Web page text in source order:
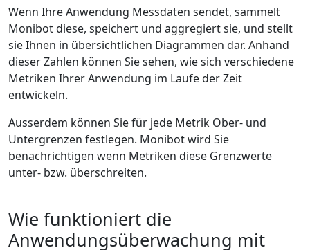
Wenn Ihre Anwendung Messdaten sendet, sammelt
Monibot diese, speichert und aggregiert sie, und stellt
sie Ihnen in übersichtlichen Diagrammen dar. Anhand
dieser Zahlen können Sie sehen, wie sich verschiedene
Metriken Ihrer Anwendung im Laufe der Zeit
entwickeln.
Ausserdem können Sie für jede Metrik Ober- und
Untergrenzen festlegen. Monibot wird Sie
benachrichtigen wenn Metriken diese Grenzwerte
unter- bzw. überschreiten.
Wie funktioniert die
Anwendungsüberwachung mit